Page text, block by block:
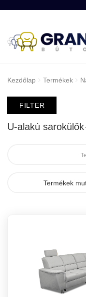
Kezdőlap Termékek
FILTER
U-alakú sarokülők
Termékek